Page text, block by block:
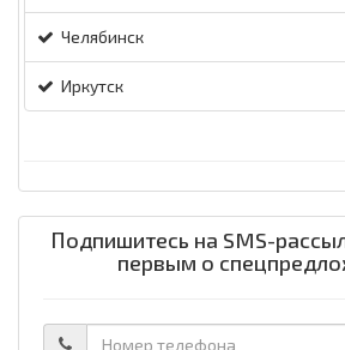
Челябинск
Иркутск
Подпишитесь на SMS-
первым о